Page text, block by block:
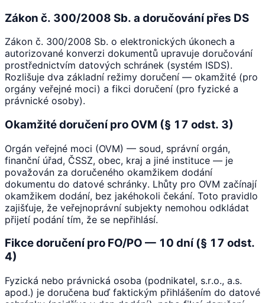
Zákon č. 300/2008 Sb. a doručování přes DS
Zákon č. 300/2008 Sb. o elektronických úkonech a
autorizované konverzi dokumentů upravuje doručování
prostřednictvím datových schránek (systém ISDS).
Rozlišuje dva základní režimy doručení — okamžité (pro
orgány veřejné moci) a fikci doručení (pro fyzické a
právnické osoby).
Okamžité doručení pro OVM (§ 17 odst. 3)
Orgán veřejné moci (OVM) — soud, správní orgán,
finanční úřad, ČSSZ, obec, kraj a jiné instituce — je
považován za doručeného okamžikem dodání
dokumentu do datové schránky. Lhůty pro OVM začínají
okamžikem dodání, bez jakéhokoli čekání. Toto pravidlo
zajišťuje, že veřejnoprávní subjekty nemohou odkládat
přijetí podání tím, že se nepřihlásí.
Fikce doručení pro FO/PO — 10 dní (§ 17 odst.
4)
Fyzická nebo právnická osoba (podnikatel, s.r.o., a.s.
apod.) je doručena buď faktickým přihlášením do datové